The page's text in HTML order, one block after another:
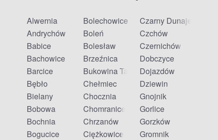
Alwernia
Andrychów
Babice
Bachowice
Barcice
Bębło
Bielany
Bobowa
Bochnia
Bogucice
Bolechowice
Boleń
Bolesław
Brzeźnica
Bukowina Tatrzańska
Chełmiec
Chocznia
Chomranice
Chrzanów
Ciężkowice
Czarny Dunajec
Czchów
Czernichów
Dobczyce
Dojazdów
Dziewin
Gnojnik
Gorlice
Gorzków
Gromnik